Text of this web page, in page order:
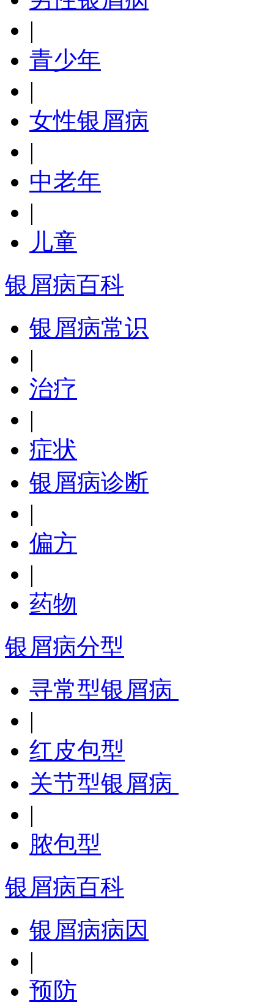
|
青少年
|
女性银屑病
|
中老年
|
儿童
银屑病百科
银屑病常识
|
治疗
|
症状
银屑病诊断
|
偏方
|
药物
银屑病分型
寻常型银屑病
|
红皮包型
关节型银屑病
|
脓包型
银屑病百科
银屑病病因
|
预防